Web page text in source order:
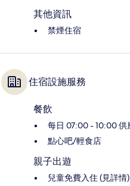
其他資訊
禁煙住宿
住宿設施服務
餐飲
每日 07:00 - 10:00
點心吧/輕食店
親子出遊
兒童免費入住 (見詳情)